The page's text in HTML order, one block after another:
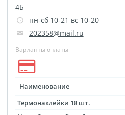
Маска с принтом
Оживающие
фотографии
Оживающая футболка
Оживающий магнит
Оживающий брелок
4Б
пн-сб 10-21 вс 10-20
202358@mail.ru
Варианты оплаты
Наименование
Термонаклейки 18 шт.